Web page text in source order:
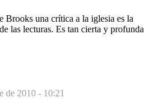
una crítica a la iglesia es la
las lecturas. Es tan cierta y profunda
de 2010 - 10:21